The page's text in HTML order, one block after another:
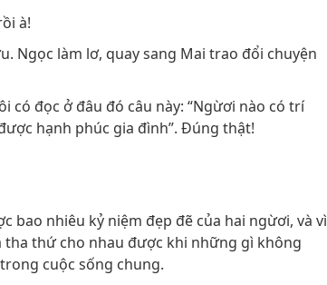
à!
Ngọc làm lơ, quay sang Mai trao đổi chuyện
có đọc ở đâu đó câu này: “Ngừơi nào có trí
hạnh phúc gia đình”. Đúng thật!
bao nhiêu kỷ niệm đẹp đẽ của hai ngừơi, và vì
tha thứ cho nhau được khi những gì không
cuộc sống chung.